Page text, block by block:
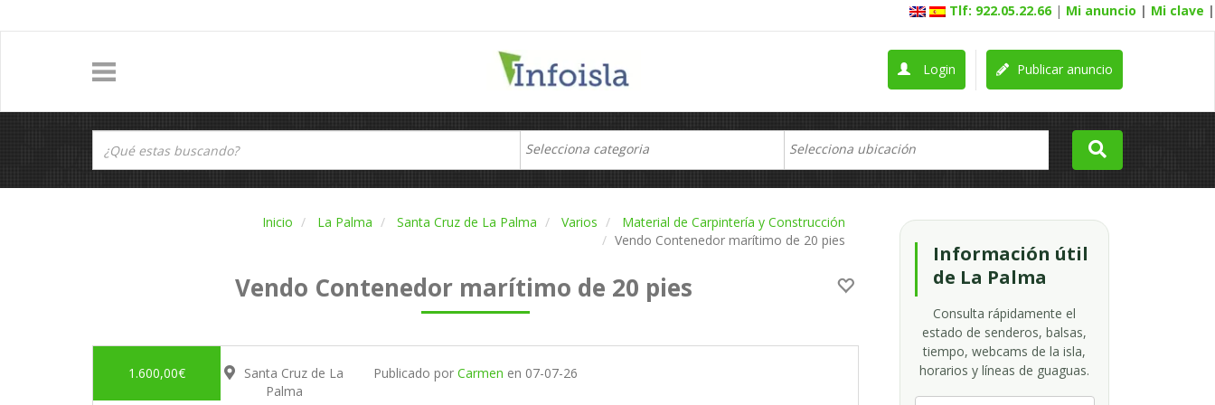
Tlf: 922.05.22.66 | Mi anuncio | Mi clave |
Publicar anuncio
Login
Inicio La Palma Santa Cruz de La Palma Varios
Material de Carpintería y Construcción
Vendo Contenedor marítimo de 20 pies
Vendo Contenedor marítimo de 20 pies
1.600,00€
Santa Cruz de La
Palma
Publicado por Carmen en 07-07-26
Información útil
de La Palma
Consulta rápidamente el
estado de senderos, balsas,
tiempo, webcams de la isla,
horarios y líneas de guaguas.